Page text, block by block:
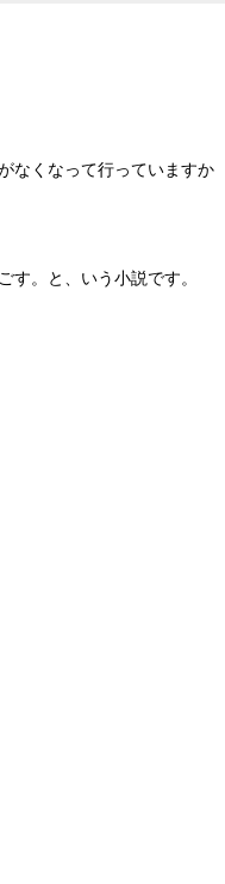
なくなって行っていますか
。と、いう小説です。